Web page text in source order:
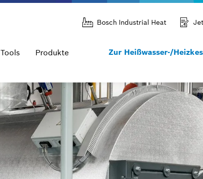
Bosch Industrial Heat
Tools Produkte Zur Heißwasser-/